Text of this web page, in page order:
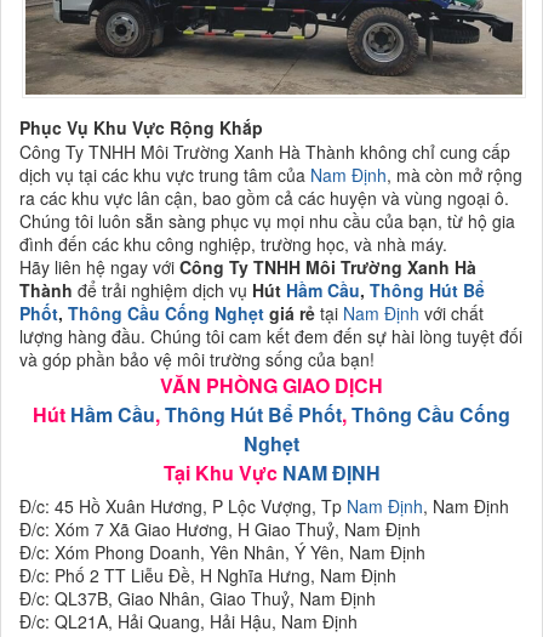
Phục Vụ Khu Vực Rộng Khắp
Công Ty TNHH Môi Trường Xanh Hà Thành không chỉ cung cấp
dịch vụ tại các khu vực trung tâm của Nam Định, mà còn mở rộng
ra các khu vực lân cận, bao gồm cả các huyện và vùng ngoại ô.
Chúng tôi luôn sẵn sàng phục vụ mọi nhu cầu của bạn, từ hộ gia
đình đến các khu công nghiệp, trường học, và nhà máy.
Hãy liên hệ ngay với Công Ty TNHH Môi Trường Xanh Hà
Thành để trải nghiệm dịch vụ Hút Hầm Cầu, Thông Hút Bể
Phốt, Thông Cầu Cống Nghẹt giá rẻ tại Nam Định với chất
lượng hàng đầu. Chúng tôi cam kết đem đến sự hài lòng tuyệt đối
và góp phần bảo vệ môi trường sống của bạn!
VĂN PHÒNG GIAO DỊCH
Hút Hầm Cầu,Thông Hút Bể Phốt,Thông Cầu Cống
Nghẹt
Tại Khu Vực NAM ĐỊNH
Đ/c: 45 Hồ Xuân Hương, P Lộc Vượng, Tp Nam Định, Nam Định
Đ/c: Xóm 7 Xã Giao Hương, H Giao Thuỷ, Nam Định
Đ/c: Xóm Phong Doanh, Yên Nhân, Ý Yên, Nam Định
Đ/c: Phố 2 TT Liễu Đề, H Nghĩa Hưng, Nam Định
Đ/c: QL37B, Giao Nhân, Giao Thuỷ, Nam Định
Đ/c: QL21A, Hải Quang, Hải Hậu, Nam Định